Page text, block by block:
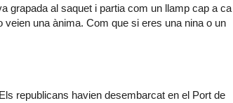
grapada al saquet i partia com un llamp cap a ca
una ànima. Com que si eres una nina o un
republicans havien desembarcat en el Port de